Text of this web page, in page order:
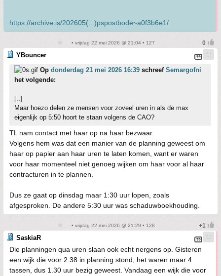
https://archive.is/202605(...)pspostbode~a0f3b6e1/
• vrijdag 22 mei 2026 @ 21:04 • 127
YBouncer
Op donderdag 21 mei 2026 16:39 schreef Semargofni
het volgende:
[..]
Maar hoezo delen ze mensen voor zoveel uren in als de max
eigenlijk op 5:50 hoort te staan volgens de CAO?
TL nam contact met haar op na haar bezwaar.
Volgens hem was dat een manier van de planning geweest om
haar op papier aan haar uren te laten komen, want er waren
voor haar momenteel niet genoeg wijken om haar voor al haar
contracturen in te plannen.
Dus ze gaat op dinsdag maar 1:30 uur lopen, zoals
afgesproken. De andere 5:30 uur was schaduwboekhouding.
• vrijdag 22 mei 2026 @ 21:29 • 128
SaskiaR
Die planningen qua uren slaan ook echt nergens op. Gisteren
een wijk die voor 2.38 in planning stond; het waren maar 4
tassen, dus 1.30 uur bezig geweest. Vandaag een wijk die voor